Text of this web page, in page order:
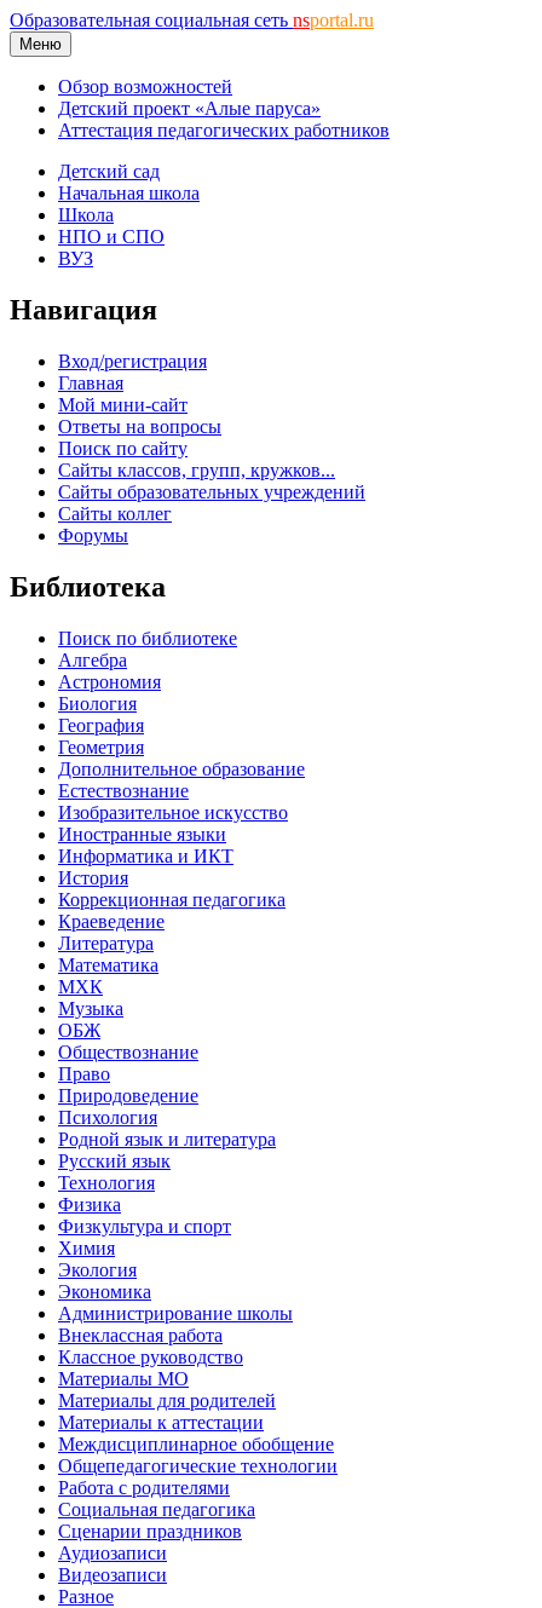
Образовательная социальная сеть nsportal.ru
Меню
Обзор возможностей
Детский проект «Алые паруса»
Аттестация педагогических работников
Детский сад
Начальная школа
Школа
НПО и СПО
ВУЗ
Навигация
Вход/регистрация
Главная
Мой мини-сайт
Ответы на вопросы
Поиск по сайту
Сайты классов, групп, кружков...
Сайты образовательных учреждений
Сайты коллег
Форумы
Библиотека
Поиск по библиотеке
Алгебра
Астрономия
Биология
География
Геометрия
Дополнительное образование
Естествознание
Изобразительное искусство
Иностранные языки
Информатика и ИКТ
История
Коррекционная педагогика
Краеведение
Литература
Математика
МХК
Музыка
ОБЖ
Обществознание
Право
Природоведение
Психология
Родной язык и литература
Русский язык
Технология
Физика
Физкультура и спорт
Химия
Экология
Экономика
Администрирование школы
Внеклассная работа
Классное руководство
Материалы МО
Материалы для родителей
Материалы к аттестации
Междисциплинарное обобщение
Общепедагогические технологии
Работа с родителями
Социальная педагогика
Сценарии праздников
Аудиозаписи
Видеозаписи
Разное